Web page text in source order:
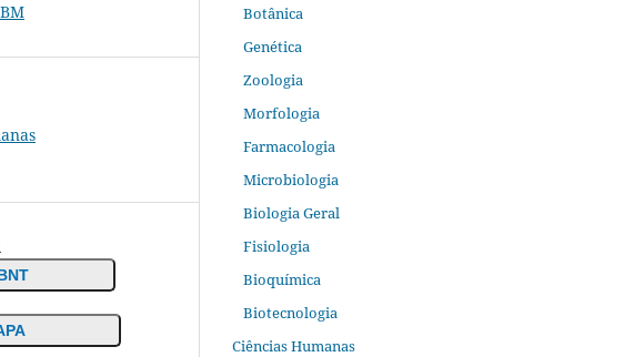
Botânica
Genética
Zoologia
Morfologia
Farmacologia
Microbiologia
Biologia Geral
Fisiologia
Bioquímica
Biotecnologia
Ciências Humanas